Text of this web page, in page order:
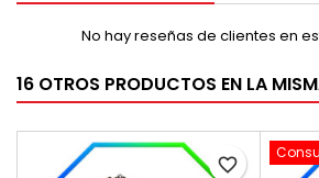
No hay reseñas de clientes en
16 OTROS PRODUCTOS EN LA
favorite_border